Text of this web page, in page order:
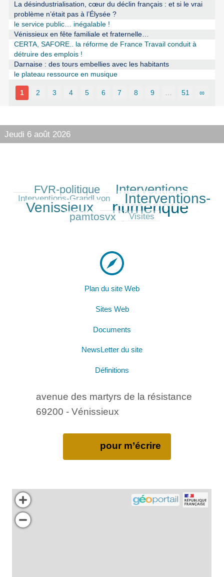
La désindustrialisation, cœur du déclin français : et si le vrai
problème n’était pas à l’Élysée ?
le service public… inégalable !
Vénissieux en fête familiale et fraternelle…
CERTA, SAFORE.. la réforme de France Travail conduit à
détruire des emplois !
Darnaise : des tours embellies avec les habitants
le plateau ressource en musique
1 2 3 4 5 6 7 8 9 51 ∞
Jeudi 6 août 2026
254/515FVR-politique
359/515 Interventions
Interventions-GrandLyon
368/515 Interventions-
Venissieux
515/515 numérique
200/515
pamtosvx
41/515 Visites
Plan du site Web
Sites Web
Documents
NewsLetter du site
Définitions
avenue des martyrs de la résistance
69200 - Vénissieux
pour m’écrire